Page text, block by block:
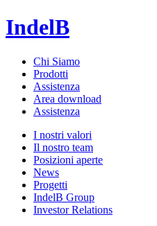
IndelB
Chi Siamo
Prodotti
Assistenza
Area download
Assistenza
I nostri valori
Il nostro team
Posizioni aperte
News
Progetti
IndelB Group
Investor Relations